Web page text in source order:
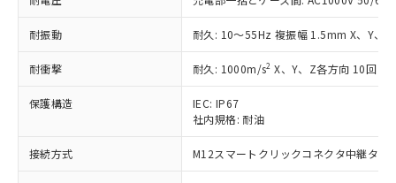
耐振動 耐久: 10～55Hz 複振幅 1.5mm X、Y、Z
耐衝撃 耐久: 1000m/s2 X、Y、Z各方向 10回
保護構造
IEC: IP67
社内規格: 耐油
接続方式 M12スマートクリックコネクタ中継タイ
覧された時点での実際の在庫および標
準価格とは異なる場合があることをご
正式な納期状況および標準価格はお客
様のお取引先、またはお客様担当のオ
ムロン制御機器販売店・当社販売員に
ご相談ください。
オムロン制御機器販売店や当社販売拠
販売ネットワーク
」をご確認
六価クロム(Cr(Ⅵ)) 1000ppm以下、ポリ臭化ビフェニル
類(PBB) 1000ppm以下、ポリ臭化ジフェニルエーテル類
ル) (DEHP)(別名：DOP) 1000ppm以下、フタル酸ブチ
ルベンジル（BBP） 1000ppm以下、フタル酸ジブチル
（DBP） 1000ppm以下、フタル酸ジイソブチル
(DIBP) 1000ppm以下
但し、RoHS指令で産業用監視および制御機器に対する
フタル酸エステル類の４物質については閾値を超える意
図的な使用がないことを確認しています。
Pb(鉛) :1000ppm、 Hg(水銀) : 1000ppm、 Cd(カドミウ
Cr(Ⅵ)(六価クロム) : 1000ppm、 PBBs(ポリ臭化ビフェ
ニル類) : 1000ppm、 PBDEs(ポリ臭化ジフェニルエーテ
DBP(フタル酸ジブチル) : 1000ppm、 DIBP(フタル酸ジ
イソブチル) : 1000ppm、 BBP(フタル酸ブチルベンジ
ル) : 1000ppm、
DEHP(フタル酸ビス(2-エチルヘキシル)) : 1000ppm
※2 環境保護使用期限
可)を取得するなどの必要な手続きを
当社は規制貨物を破棄する場合は、完
全に破砕するなど、違法に輸出されな
当社は貴社製品を、核兵器、ミサイ
ル、化学兵器、生物兵器またはその他
武器並びにこれらの製造装置等に一切
使用いたしません。
一定数以上の在庫あり
一定数には満たないが在庫あり
在庫なし(最新の在庫状況につ
いては、お客様のお取引先、ま
たはお客様担当のオムロン制御